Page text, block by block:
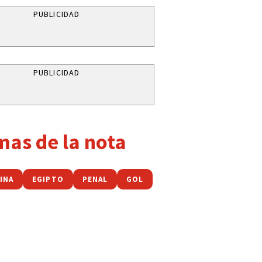
PUBLICIDAD
PUBLICIDAD
de la nota
EGIPTO PENAL GOL